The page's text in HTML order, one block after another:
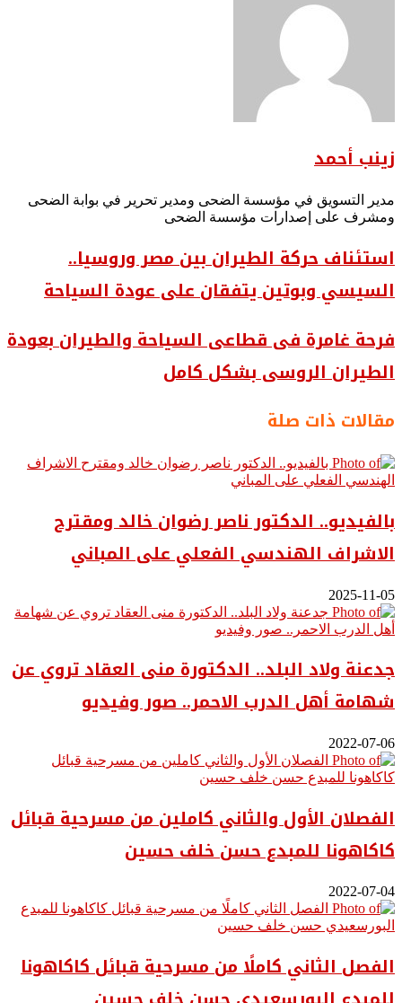
زينب أحمد
مدير التسويق في مؤسسة الضحى ومدير تحرير في بوابة الضحى
ومشرف على إصدارات مؤسسة الضحى
استئناف حركة الطيران بين مصر وروسيا..
السيسي وبوتين يتفقان على عودة السياحة
فرحة غامرة فى قطاعى السياحة والطيران بعودة
الطيران الروسى بشكل كامل
مقالات ذات صلة
بالفيديو.. ‎الدكتور ناصر رضوان خالد ومقترح
الاشراف الهندسي الفعلي على المباني
2025-11-05
جدعنة ولاد البلد.. الدكتورة منى العقاد تروي عن
شهامة أهل الدرب الاحمر.. صور وفيديو
2022-07-06
الفصلان الأول والثاني كاملين من مسرحية قبائل
كاكاهونا للمبدع حسن خلف حسين
2022-07-04
الفصل الثاني كاملًا من مسرحية قبائل كاكاهونا